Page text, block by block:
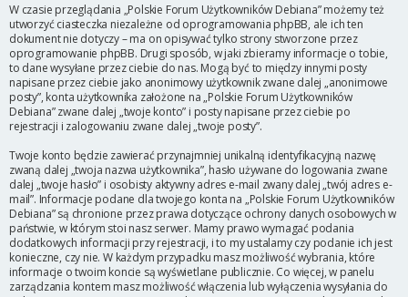
W czasie przeglądania „Polskie Forum Użytkowników Debiana” możemy też
utworzyć ciasteczka niezależne od oprogramowania phpBB, ale ich ten
dokument nie dotyczy – ma on opisywać tylko strony stworzone przez
oprogramowanie phpBB. Drugi sposób, w jaki zbieramy informacje o tobie,
to dane wysyłane przez ciebie do nas. Mogą być to między innymi posty
napisane przez ciebie jako anonimowy użytkownik zwane dalej „anonimowe
posty”, konta użytkownika założone na „Polskie Forum Użytkowników
Debiana” zwane dalej „twoje konto” i posty napisane przez ciebie po
rejestracji i zalogowaniu zwane dalej „twoje posty”.
Twoje konto będzie zawierać przynajmniej unikalną identyfikacyjną nazwę
zwaną dalej „twoja nazwa użytkownika”, hasło używane do logowania zwane
dalej „twoje hasło” i osobisty aktywny adres e-mail zwany dalej „twój adres e-
mail”. Informacje podane dla twojego konta na „Polskie Forum Użytkowników
Debiana” są chronione przez prawa dotyczące ochrony danych osobowych w
państwie, w którym stoi nasz serwer. Mamy prawo wymagać podania
dodatkowych informacji przy rejestracji, i to my ustalamy czy podanie ich jest
konieczne, czy nie. W każdym przypadku masz możliwość wybrania, które
informacje o twoim koncie są wyświetlane publicznie. Co więcej, w panelu
zarządzania kontem masz możliwość włączenia lub wyłączenia wysyłania do